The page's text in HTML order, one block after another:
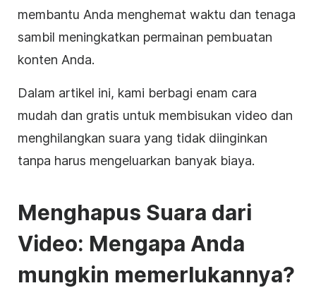
membantu Anda menghemat waktu dan tenaga
sambil meningkatkan permainan pembuatan
konten Anda.
Dalam artikel ini, kami berbagi enam cara
mudah dan gratis untuk membisukan video dan
menghilangkan suara yang tidak diinginkan
tanpa harus mengeluarkan banyak biaya.
Menghapus Suara dari
Video: Mengapa Anda
mungkin memerlukannya?